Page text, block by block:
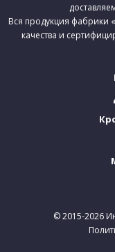
Вся продукция фабрики
качества и
© 2015-2026